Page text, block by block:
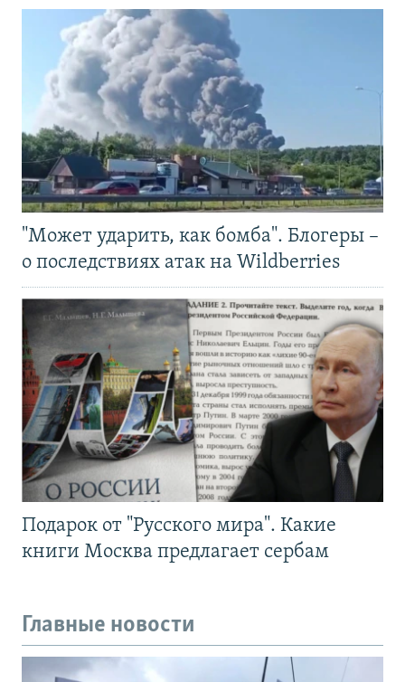
"Может ударить, как бомба". Блогеры –
о последствиях атак на Wildberries
Подарок от "Русского мира". Какие
книги Москва предлагает сербам
Главные новости